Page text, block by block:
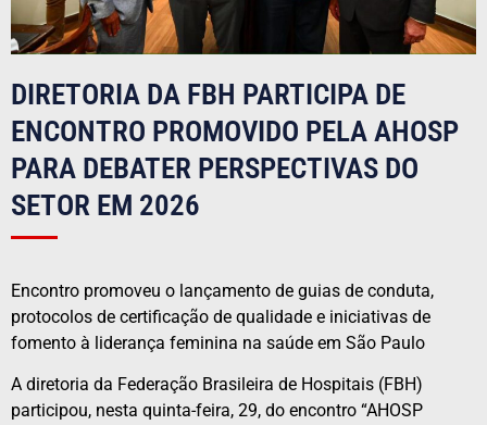
DIRETORIA DA FBH PARTICIPA DE
ENCONTRO PROMOVIDO PELA AHOSP
PARA DEBATER PERSPECTIVAS DO
SETOR EM 2026
Encontro promoveu o lançamento de guias de conduta,
protocolos de certificação de qualidade e iniciativas de
fomento à liderança feminina na saúde em São Paulo
A diretoria da Federação Brasileira de Hospitais (FBH)
participou, nesta quinta-feira, 29, do encontro “AHOSP